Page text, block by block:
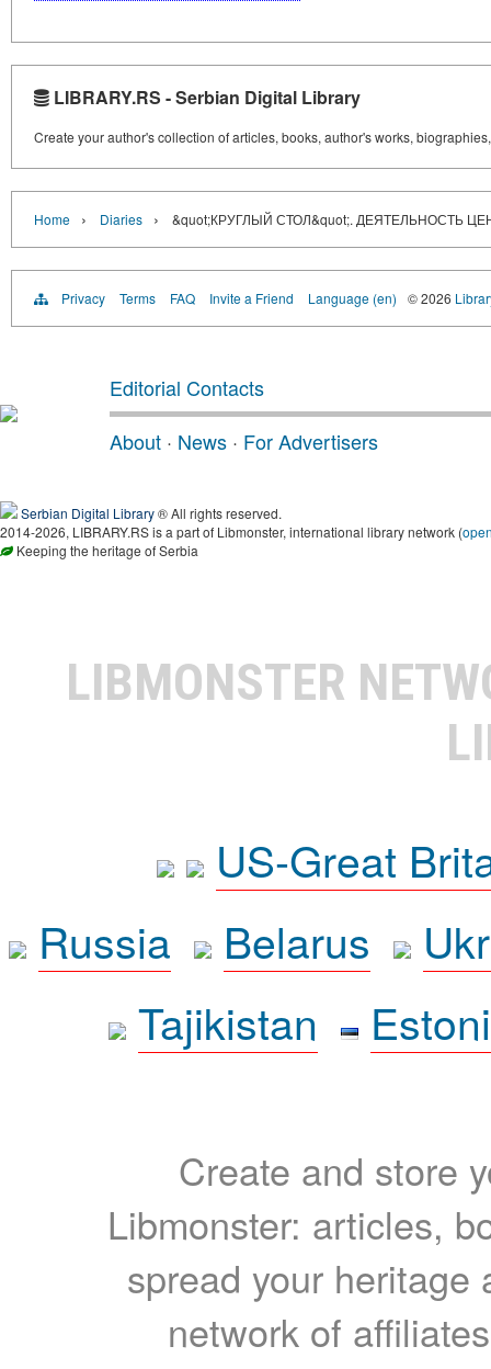
LIBRARY.RS - Serbian Digital Library
Create your author's collection of articles, books, author's works,
Home › Diaries › &quot;КРУГЛЫЙ СТОЛ&quot;. ДЕЯТЕЛЬНОСТЬ
Privacy Terms FAQ Invite a Friend Language (en) © 2026
Editorial Contacts
About · News · For Advertisers
Serbian Digital Library® All rights reserved.
2014-2026, LIBRARY.RS is a part of Libmonster, international library network (
Keeping the heritage of Serbia
LIBMONSTER
US-Great
Russia
Belarus
Tajikistan
Create and store
Libmonster: articles,
spread your heritage
network of